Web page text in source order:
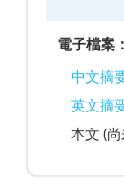
電子檔案：
中文摘
英文摘
本文 (